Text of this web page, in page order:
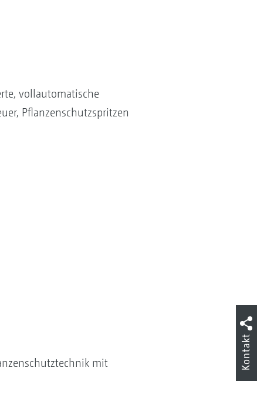
vollautomatische
Pflanzenschutzspritzen
mit
Kontakt